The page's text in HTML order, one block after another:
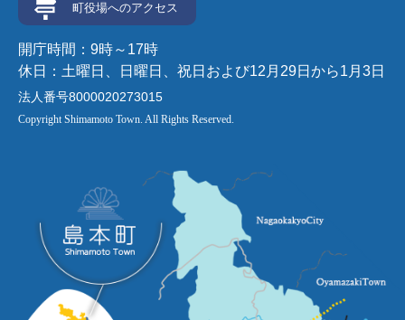
町役場へのアクセス
開庁時間：9時～17時
休日：土曜日、日曜日、祝日および12月29日から1月3日
法人番号8000020273015
Copyright Shimamoto Town. All Rights Reserved.